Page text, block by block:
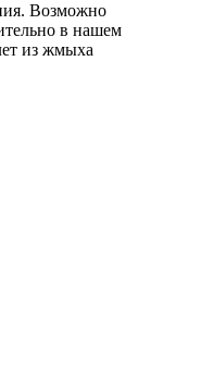
Возможно
в нашем
из жмыха